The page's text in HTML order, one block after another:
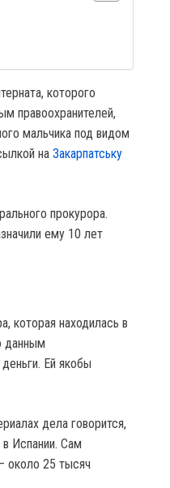
которого
правоохранителей,
мальчика под видом
на Закарпатську
прокурора.
ему 10 лет
которая находилась в
данным
Ей якобы
дела говорится,
Испании. Сам
около 25 тысяч